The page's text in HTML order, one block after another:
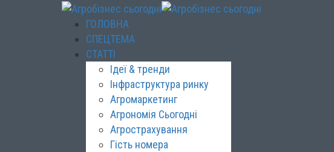
ГОЛОВНА
СПЕЦТЕМА
СТАТТІ
Ідеї & тренди
Інфраструктура ринку
Агромаркетинг
Агрономія Сьогодні
Агрострахування
Гість номера